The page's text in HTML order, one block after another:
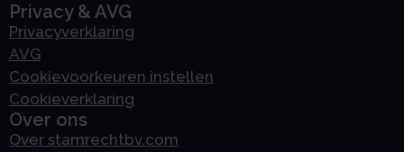
Privacy & AVG
Privacyverklaring
AVG
Cookievoorkeuren instellen
Cookieverklaring
Over ons
Over stamrechtbv.com